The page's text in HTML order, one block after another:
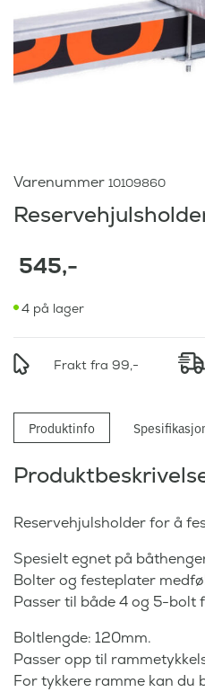
Varenummer 10109860
545,-
4 på lager
Frakt fra 99,-
Produktinfo
Reservehjulsholder for å
Spesielt egnet på
Bolter og festeplater
Passer til både 4 og 5-bolt
Boltlengde: 120mm.
Passer opp til
For tykkere ramme kan du